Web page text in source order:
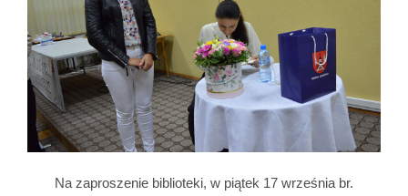
Na zaproszenie biblioteki, w piątek 17 września br.